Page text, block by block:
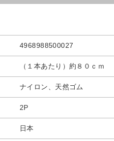
4968988500027
（１本あたり）約８０ｃｍ
ナイロン、天然ゴム
2P
日本